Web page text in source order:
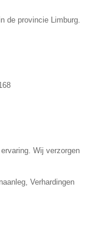
de provincie Limburg.
Wij verzorgen
Verhardingen